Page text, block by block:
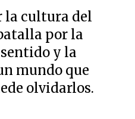
la cultura del
por la
y la
mundo que
olvidarlos.